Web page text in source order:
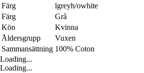
Färg
lgreyh/owhite
Färg
Grå
Kön
Kvinna
Åldersgrupp
Vuxen
Sammansättning 100% Coton
Loading...
Loading...